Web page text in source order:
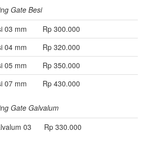
Gate Besi
03 mm
Rp 300.000
04 mm
Rp 320.000
05 mm
Rp 350.000
07 mm
Rp 430.000
Gate Galvalum
03
Rp 330.000